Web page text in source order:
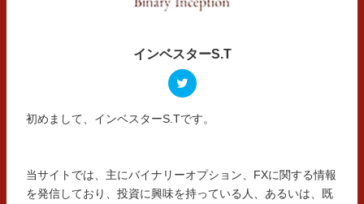
インベスターS.T
初めまして、インベスターS.Tです。
当サイトでは、主にバイナリーオプション、FXに関する情報
を発信しており、投資に興味を持っている人、あるいは、既